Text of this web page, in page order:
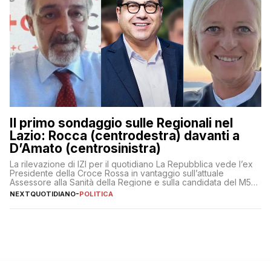
Il primo sondaggio sulle Regionali nel
Lazio: Rocca (centrodestra) davanti a
D’Amato (centrosinistra)
La rilevazione di IZI per il quotidiano La Repubblica vede l’ex
Presidente della Croce Rossa in vantaggio sull’attuale
Assessore alla Sanità della Regione e sulla candidata del M5S
Donatella Bianchi
NEXTQUOTIDIANO-POLITICA